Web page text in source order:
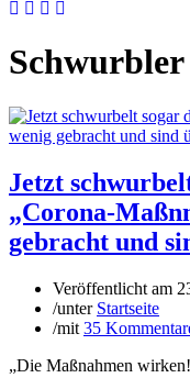
Schwurbler
Jetzt
„Corona-
gebracht und
Veröffentlicht am
/unter Startseite
/mit 35
„Die Maßnahmen